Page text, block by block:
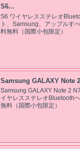
S6...
S6 ワイヤレスステレオ
ト、Samsung、アップルす
料無料（国際小包限定）
Samsung GALAXY Note
Samsung GALAXY Note 2
イヤレスステレオBluetooth
無料（国際小包限定）